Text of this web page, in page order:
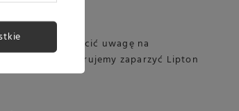
należy zwrócić uwagę na
parzenia. Sugerujemy zaparzyć Lipton